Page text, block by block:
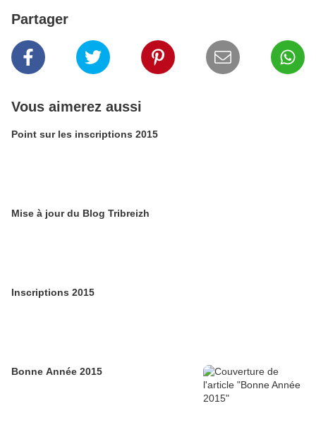
Partager
Vous aimerez aussi
Point sur les inscriptions 2015
Mise à jour du Blog Tribreizh
Inscriptions 2015
Bonne Année 2015